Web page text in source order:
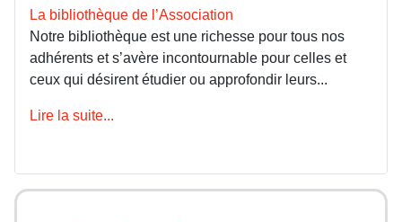
La bibliothèque de l’Association
Notre bibliothèque est une richesse pour tous nos
adhérents et s’avère incontournable pour celles et
ceux qui désirent étudier ou approfondir leurs...
Lire la suite...